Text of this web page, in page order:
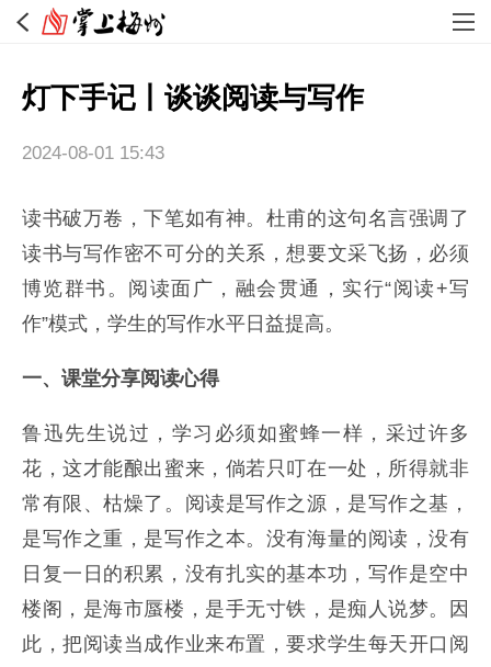
灯下手记丨谈谈阅读与写作
2024-08-01 15:43
读书破万卷，下笔如有神。杜甫的这句名言强调了
读书与写作密不可分的关系，想要文采飞扬，必须
博览群书。阅读面广，融会贯通，实行“阅读+写
作”模式，学生的写作水平日益提高。
一、课堂分享阅读心得
鲁迅先生说过，学习必须如蜜蜂一样，采过许多
花，这才能酿出蜜来，倘若只叮在一处，所得就非
常有限、枯燥了。阅读是写作之源，是写作之基，
是写作之重，是写作之本。没有海量的阅读，没有
日复一日的积累，没有扎实的基本功，写作是空中
楼阁，是海市蜃楼，是手无寸铁，是痴人说梦。因
此，把阅读当成作业来布置，要求学生每天开口阅